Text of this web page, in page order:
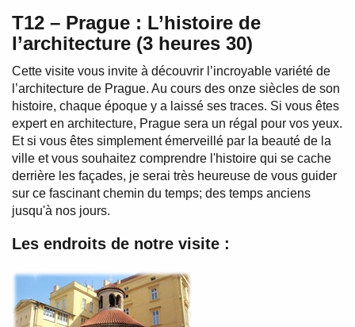
T12 – Prague : L’histoire de
l’architecture (3 heures 30)
Cette visite vous invite à découvrir l’incroyable variété de
l’architecture de Prague. Au cours des onze siècles de son
histoire, chaque époque y a laissé ses traces. Si vous êtes
expert en architecture, Prague sera un régal pour vos yeux.
Et si vous êtes simplement émerveillé par la beauté de la
ville et vous souhaitez comprendre l'histoire qui se cache
derrière les façades, je serai très heureuse de vous guider
sur ce fascinant chemin du temps; des temps anciens
jusqu'à nos jours.
Les endroits de notre visite :